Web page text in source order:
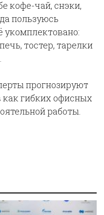
кофе-чай, снэки,
пользуюсь
укомплектовано:
тостер, тарелки
прогнозируют
гибких офисных
работы.